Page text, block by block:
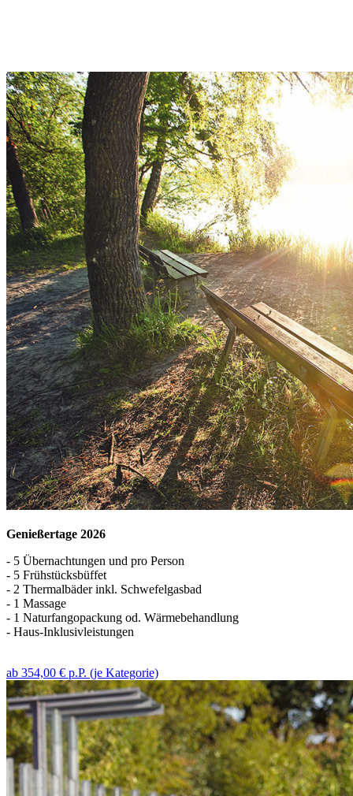
Genießertage 2026
- 5 Übernachtungen und pro Person
- 5 Frühstücksbüffet
- 2 Thermalbäder inkl. Schwefelgasbad
- 1 Massage
- 1 Naturfangopackung od. Wärmebehandlung
- Haus-Inklusivleistungen
ab 354,00 € p.P. (je Kategorie)